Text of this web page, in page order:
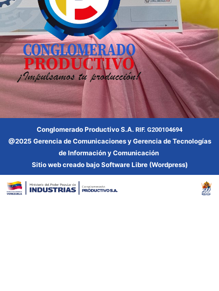
Conglomerado Productivo S.A. RIF. G200104694
@2025 Gerencia de Comunicaciones y Gerencia de Tecnologías
de Información y Comunicación
Sitio web creado bajo Software Libre (Wordpress)